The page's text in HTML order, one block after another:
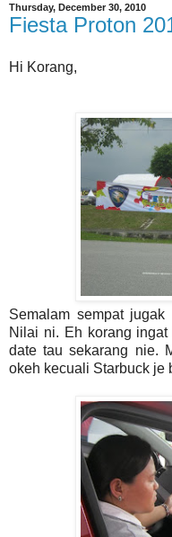
Thursday, December 30, 2010
Fiesta Proton
Hi Korang,
Semalam sempat
Nilai ni. Eh korang
date tau sekarang nie.
okeh kecuali Starbuck je